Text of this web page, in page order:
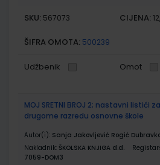
SKU: 567073 CIJENA:
ŠIFRA OMOTA: 500239
Udžbenik Omot
MOJ SRETNI BROJ 2; nastavni listići
drugome razredu osnovne škole
Autor(i): Sanja Jakovljević Rogić
Nakladnik: ŠKOLSKA KNJIGA d.d.
7059-DOM3